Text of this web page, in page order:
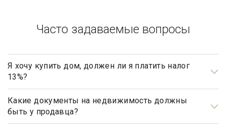
Часто задаваемые вопросы
Я хочу купить дом, должен ли я платить налог
13%?
Нет, не должны. Платить налог 13% будет только продавец,
налог рассчитывается на прибыль.
Какие документы на недвижимость должны
быть у продавца?
Документами, подтверждающими право собственности